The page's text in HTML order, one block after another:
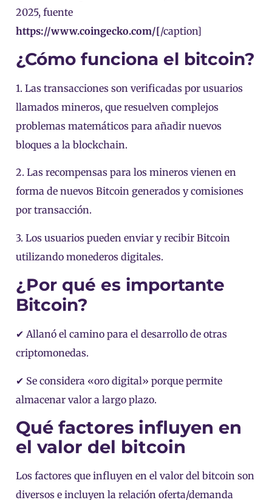
2025, fuente
https://www.coingecko.com/[/caption]
¿Cómo funciona el bitcoin?
1. Las transacciones son verificadas por usuarios
llamados mineros, que resuelven complejos
problemas matemáticos para añadir nuevos
bloques a la blockchain.
2. Las recompensas para los mineros vienen en
forma de nuevos Bitcoin generados y comisiones
por transacción.
3. Los usuarios pueden enviar y recibir Bitcoin
utilizando monederos digitales.
¿Por qué es importante
Bitcoin?
✔ Allanó el camino para el desarrollo de otras
criptomonedas.
✔ Se considera «oro digital» porque permite
almacenar valor a largo plazo.
Qué factores influyen en
el valor del bitcoin
Los factores que influyen en el valor del bitcoin son
diversos e incluyen la relación oferta/demanda